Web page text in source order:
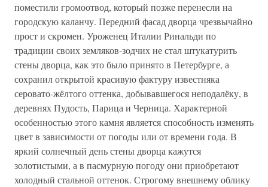
поместили громоотвод, который позже перенесли на
городскую каланчу. Передний фасад дворца чрезвычайно
прост и скромен. Уроженец Италии Ринальди по
традиции своих земляков-зодчих не стал штукатурить
стены дворца, как это было принято в Петербурге, а
сохранил открытой красивую фактуру известняка
серовато-жёлтого оттенка, добывавшегося неподалёку, в
деревнях Пудость, Парица и Черница. Характерной
особенностью этого камня является способность изменять
цвет в зависимости от погоды или от времени года. В
яркий солнечный день стены дворца кажутся
золотистыми, а в пасмурную погоду они приобретают
холодный стальной оттенок. Строгому внешнему облику